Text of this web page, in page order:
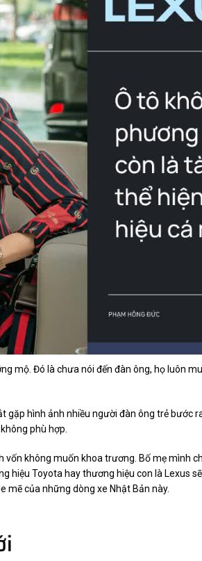
mộ. Đó là chưa nói đến đàn ông, họ luôn
gặp hình ảnh nhiều người đàn ông trẻ bước
phù hợp.
vốn không muốn khoa trương. Bố mẹ mình
hiệu Toyota hay thương hiệu con là Lexus
mẽ của những dòng xe Nhật Bản này.